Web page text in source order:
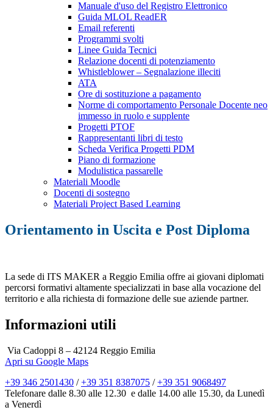
Manuale d'uso del Registro Elettronico
Guida MLOL ReadER
Email referenti
Programmi svolti
Linee Guida Tecnici
Relazione docenti di potenziamento
Whistleblower – Segnalazione illeciti
ATA
Ore di sostituzione a pagamento
Norme di comportamento Personale Docente neo
immesso in ruolo e supplente
Progetti PTOF
Rappresentanti libri di testo
Scheda Verifica Progetti PDM
Piano di formazione
Modulistica passarelle
Materiali Moodle
Docenti di sostegno
Materiali Project Based Learning
Orientamento in Uscita e Post Diploma
La sede di ITS MAKER a Reggio Emilia offre ai giovani diplomati
percorsi formativi altamente specializzati in base alla vocazione del
territorio e alla richiesta di formazione delle sue aziende partner.
Informazioni utili
Via Cadoppi 8 – 42124 Reggio Emilia
Apri su Google Maps
+39 346 2501430 / +39 351 8387075 /+39 351 9068497
Telefonare dalle 8.30 alle 12.30 e dalle 14.00 alle 15.30, da Lunedì
a Venerdì